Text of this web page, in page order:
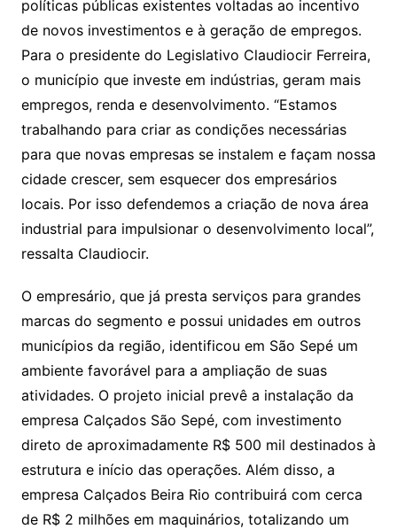
políticas públicas existentes voltadas ao incentivo
de novos investimentos e à geração de empregos.
Para o presidente do Legislativo Claudiocir Ferreira,
o município que investe em indústrias, geram mais
empregos, renda e desenvolvimento. “Estamos
trabalhando para criar as condições necessárias
para que novas empresas se instalem e façam nossa
cidade crescer, sem esquecer dos empresários
locais. Por isso defendemos a criação de nova área
industrial para impulsionar o desenvolvimento local”,
ressalta Claudiocir.
O empresário, que já presta serviços para grandes
marcas do segmento e possui unidades em outros
municípios da região, identificou em São Sepé um
ambiente favorável para a ampliação de suas
atividades. O projeto inicial prevê a instalação da
empresa Calçados São Sepé, com investimento
direto de aproximadamente R$ 500 mil destinados à
estrutura e início das operações. Além disso, a
empresa Calçados Beira Rio contribuirá com cerca
de R$ 2 milhões em maquinários, totalizando um